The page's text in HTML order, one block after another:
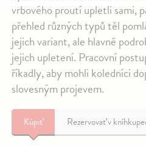
vrbového proutí upletli sami,
přehled různých typů těl
jejich variant, ale hlavně
jejich upletení. Pracovní
říkadly, aby mohli koledníci
slovesným projevem.
Kúpiť Rezervovať v